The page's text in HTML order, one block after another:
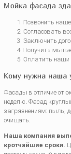
Мойка фасада
Позвонить
Согласовать
Заключить
Получить
Оплатить наши
Кому нужна наша
Фасады в отличие от
неделю. Фасад
загрязнениям: пыль,
очищать.
Наша компания
кротчайшие сроки.